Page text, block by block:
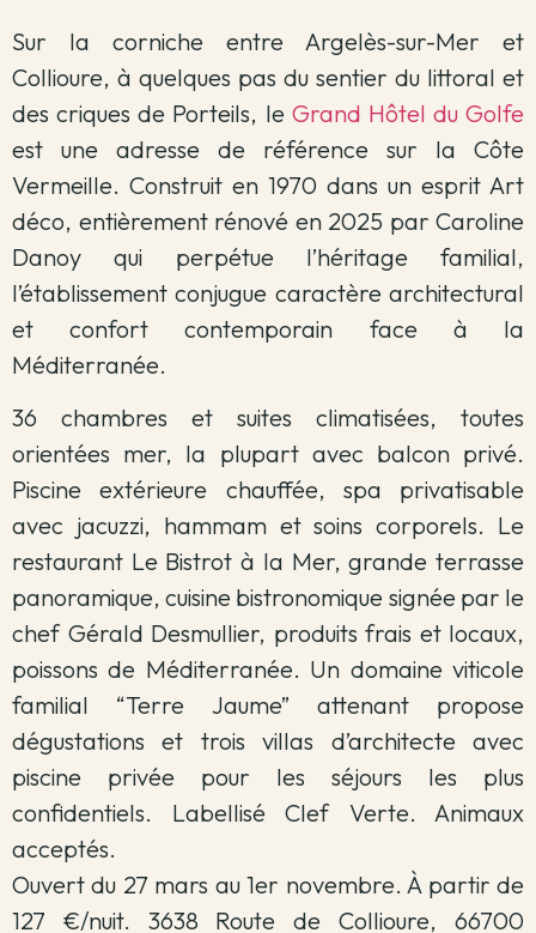
Sur la corniche entre Argelès-sur-Mer et
Collioure, à quelques pas du sentier du littoral et
des criques de Porteils, le Grand Hôtel du Golfe
est une adresse de référence sur la Côte
Vermeille. Construit en 1970 dans un esprit Art
déco, entièrement rénové en 2025 par Caroline
Danoy qui perpétue l’héritage familial,
l’établissement conjugue caractère architectural
et confort contemporain face à la
Méditerranée.
36 chambres et suites climatisées, toutes
orientées mer, la plupart avec balcon privé.
Piscine extérieure chauffée, spa privatisable
avec jacuzzi, hammam et soins corporels. Le
restaurant Le Bistrot à la Mer, grande terrasse
panoramique, cuisine bistronomique signée par le
chef Gérald Desmullier, produits frais et locaux,
poissons de Méditerranée. Un domaine viticole
familial “Terre Jaume” attenant propose
dégustations et trois villas d’architecte avec
piscine privée pour les séjours les plus
confidentiels. Labellisé Clef Verte. Animaux
acceptés.
Ouvert du 27 mars au 1er novembre. À partir de
127 €/nuit. 3638 Route de Collioure, 66700